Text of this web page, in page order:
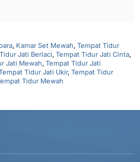
, Kamar Set Mewah, Tempat Tidur
Jati Berlaci, Tempat Tidur Jati Cinta,
Jati Mewah, Tempat Tidur Jati
Tidur Jati Ukir, Tempat Tidur
Tidur Mewah